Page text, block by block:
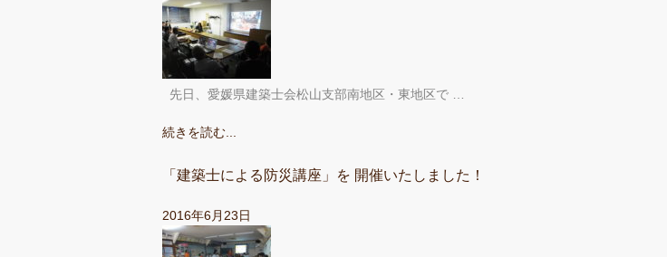
先日、愛媛県建築士会松山支部南地区・東地区で …
続きを読む...
「建築士による防災講座」を 開催いたしました！
2016年6月23日